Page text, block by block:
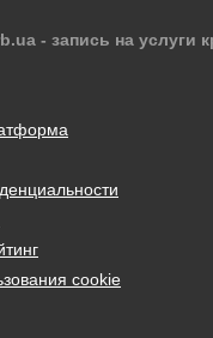
- запись на услуги
cookie